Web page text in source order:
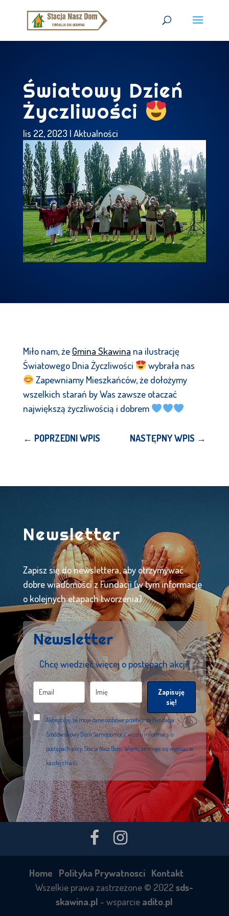
Światowy Dzień
Życzliwości
lis 22, 2023 | Aktualności
Miło nam, że Gmina Skawina na ilustrację
Światowego Dnia Życzliwości
wybrała nas
Zapewniamy Mieszkańców, że dołożymy
wszelkich starań by Was zawsze otaczać
największą życzliwością i dobrem
← POPRZEDNI WPIS NASTĘPNY WPIS →
Newsletter
Zapisz się do newslettera, aby otrzymywać
dobre wiadomości z Fundacji (w tym informacje
o kolejnych etapach tworzenia).
Newsletter
Chcę wiedzieć więcej o postępach akcji!
Zapisuję
się!
Akceptuję, że moje dane osobowe przetwarza Fundacja
Środowiskowy Dom Samopomocy, w celu informacji o
postępach akcji Stacja Nasz Dom. Wiem, że mogę się wypisać w
każdej chwili.
Home Polityka Prywatnosci Kontakt
Wszelkie prawa zastrzeżone © 2022sds-
skawina.pl - wsparcie adito.pl